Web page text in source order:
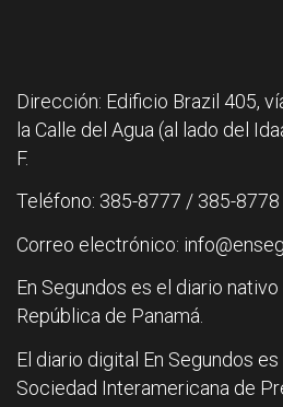
Dirección: Edificio Brazil 405,
la Calle del Agua (al lado del
F.
Teléfono: 385-8777 / 385-8778
Correo electrónico:
En Segundos es el diario
República de Panamá.
El diario digital En Segundos
Sociedad Interamericana de